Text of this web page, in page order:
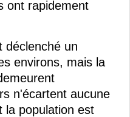
ont rapidement
déclenché un
environs, mais la
n'écartent aucune
la population est